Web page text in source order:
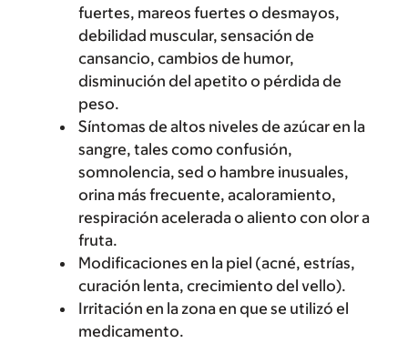
fuertes, mareos fuertes o desmayos,
debilidad muscular, sensación de
cansancio, cambios de humor,
disminución del apetito o pérdida de
peso.
Síntomas de altos niveles de azúcar en la
sangre, tales como confusión,
somnolencia, sed o hambre inusuales,
orina más frecuente, acaloramiento,
respiración acelerada o aliento con olor a
fruta.
Modificaciones en la piel (acné, estrías,
curación lenta, crecimiento del vello).
Irritación en la zona en que se utilizó el
medicamento.